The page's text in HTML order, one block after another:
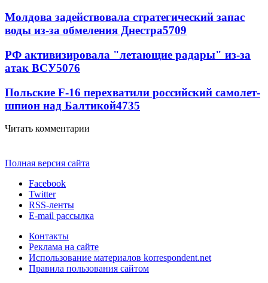
Молдова задействовала стратегический запас
воды из-за обмеления Днестра5709
РФ активизировала "летающие радары" из-за
атак ВСУ5076
Польские F-16 перехватили российский самолет-
шпион над Балтикой4735
Читать комментарии
Полная версия сайта
Facebook
Twitter
RSS-ленты
E-mail рассылка
Контакты
Реклама на сайте
Использование материалов korrespondent.net
Правила пользования сайтом